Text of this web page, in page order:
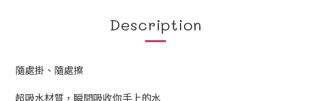
Description
隨處掛、隨處擦
超吸水材質，瞬間吸收你手上的水